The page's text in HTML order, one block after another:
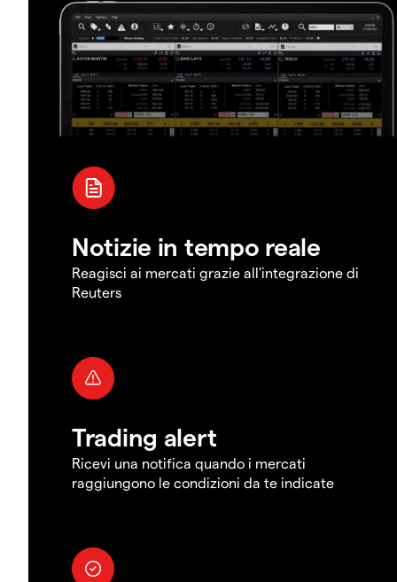
Notizie in tempo reale
Reagisci ai mercati grazie all'integrazione di
Reuters
Trading alert
Ricevi una notifica quando i mercati
raggiungono le condizioni da te indicate